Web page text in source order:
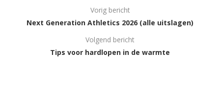
Vorig bericht
Next Generation Athletics 2026 (alle uitslagen)
Volgend bericht
Tips voor hardlopen in de warmte